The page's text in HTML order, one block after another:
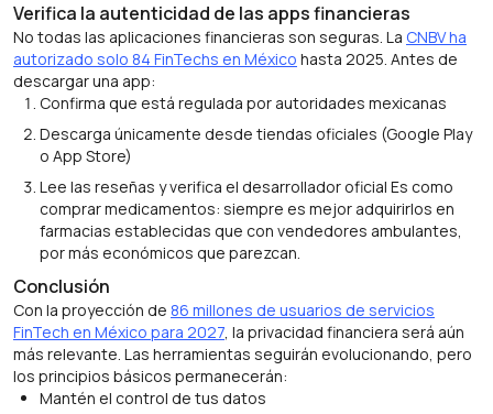
Verifica la autenticidad de las apps financieras
No todas las aplicaciones financieras son seguras. La CNBV ha
autorizado solo 84 FinTechs en México hasta 2025. Antes de
descargar una app:
Confirma que está regulada por autoridades mexicanas
Descarga únicamente desde tiendas oficiales (Google Play
o App Store)
Lee las reseñas y verifica el desarrollador oficial Es como
comprar medicamentos: siempre es mejor adquirirlos en
farmacias establecidas que con vendedores ambulantes,
por más económicos que parezcan.
Conclusión
Con la proyección de 86 millones de usuarios de servicios
FinTech en México para 2027, la privacidad financiera será aún
más relevante. Las herramientas seguirán evolucionando, pero
los principios básicos permanecerán:
Mantén el control de tus datos